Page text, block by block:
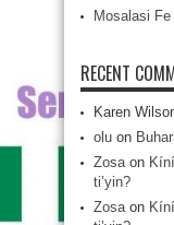
Mosalasi
RECENT
Karen
olu on
Zosaon
ti’yin?
Zosaon